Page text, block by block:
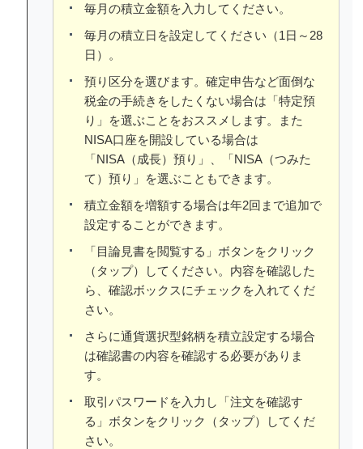
毎月の積立金額を入力してください。
毎月の積立日を設定してください（1日～28
日）。
預り区分を選びます。確定申告など面倒な
税金の手続きをしたくない場合は「特定預
り」を選ぶことをおススメします。また
NISA口座を開設している場合は
「NISA（成長）預り」、「NISA（つみた
て）預り」を選ぶこともできます。
積立金額を増額する場合は年2回まで追加で
設定することができます。
「目論見書を閲覧する」ボタンをクリック
（タップ）してください。内容を確認した
ら、確認ボックスにチェックを入れてくだ
さい。
さらに通貨選択型銘柄を積立設定する場合
は確認書の内容を確認する必要がありま
す。
取引パスワードを入力し「注文を確認す
る」ボタンをクリック（タップ）してくだ
さい。